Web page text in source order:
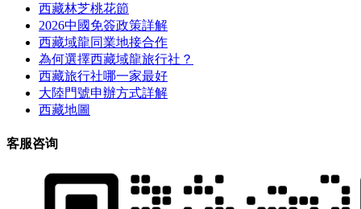
西藏林芝桃花節
2026中國免簽政策詳解
西藏域龍同業地接合作
為何選擇西藏域龍旅行社？
西藏旅行社哪一家最好
大陸門號申辦方式詳解
西藏地圖
客服咨询